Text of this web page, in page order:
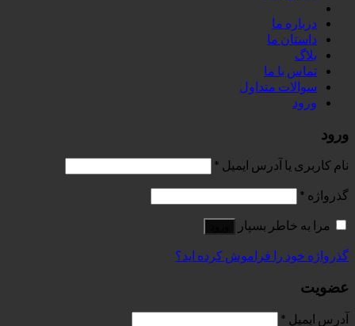
درباره ما
داستان ما
بلاگ
تماس با ما
سوالات متداول
ورود
ورود
نام کاربری یا آدرس ایمیل *
گذرواژه *
مرا به خاطر بسپار
گذرواژه خود را فراموش کرده اید؟
عضویت
آدرس ایمیل *